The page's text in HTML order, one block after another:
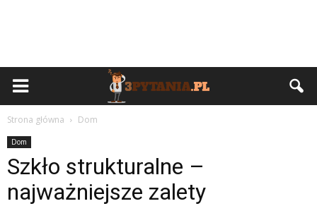
Strona główna Dom
Dom
Szkło strukturalne –
najważniejsze zalety